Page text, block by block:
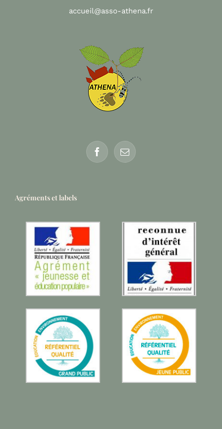
accueil@asso-athena.fr
Agréments et labels